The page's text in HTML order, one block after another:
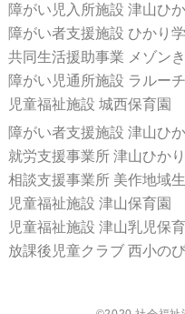
障がい児入所施設 津山ひ
障がい者支援施設 ひかり
共同生活援助事業 メゾン
障がい児通所施設 ラルー
児童福祉施設 城西保育園
障がい者支援施設 津山ひ
就労支援事業所 津山ひか
相談支援事業所 美作地域
児童福祉施設 津山保育園
児童福祉施設 津山乳児保
放課後児童クラブ 西小の